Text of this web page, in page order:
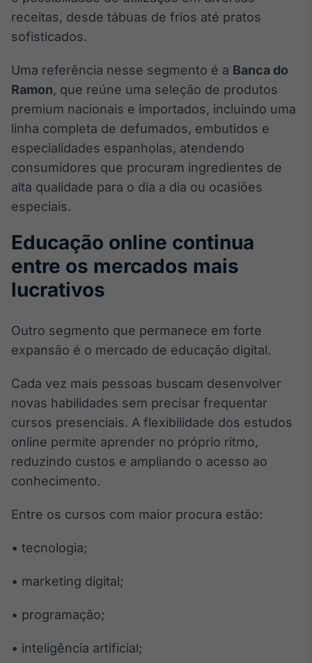
analisar fundos
de investimento
Em breve
BroadFast
Em breve
Gestão de
de ativos
Em breve
receitas, desde tábuas de frios até pratos
sofisticados.
Uma referência nesse segmento é a Banca do
Ramon, que reúne uma seleção de produtos
premium nacionais e importados, incluindo uma
linha completa de defumados, embutidos e
especialidades espanholas, atendendo
consumidores que procuram ingredientes de
alta qualidade para o dia a dia ou ocasiões
especiais.
Educação online continua
entre os mercados mais
lucrativos
Outro segmento que permanece em forte
expansão é o mercado de educação digital.
Cada vez mais pessoas buscam desenvolver
novas habilidades sem precisar frequentar
cursos presenciais. A flexibilidade dos estudos
online permite aprender no próprio ritmo,
reduzindo custos e ampliando o acesso ao
conhecimento.
Entre os cursos com maior procura estão:
• tecnologia;
• marketing digital;
• programação;
• inteligência artificial;